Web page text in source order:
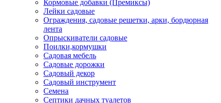
Кормовые добавки (Премиксы)
Лейки садовые
Ограждения, садовые решетки, арки, бордюрная
лента
Опрыскиватели садовые
Поилки,кормушки
Садовая мебель
Садовые дорожки
Садовый декор
Садовый инструмент
Семена
Септики дачных туалетов